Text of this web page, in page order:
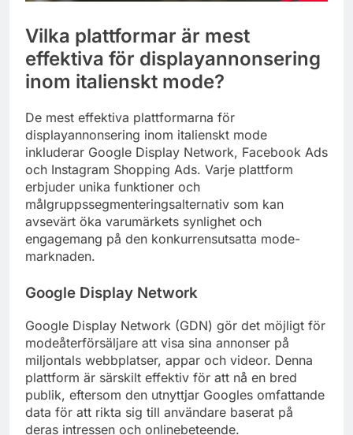
Vilka plattformar är mest
effektiva för displayannonsering
inom italienskt mode?
De mest effektiva plattformarna för
displayannonsering inom italienskt mode
inkluderar Google Display Network, Facebook Ads
och Instagram Shopping Ads. Varje plattform
erbjuder unika funktioner och
målgruppssegmenteringsalternativ som kan
avsevärt öka varumärkets synlighet och
engagemang på den konkurrensutsatta mode-
marknaden.
Google Display Network
Google Display Network (GDN) gör det möjligt för
modeåterförsäljare att visa sina annonser på
miljontals webbplatser, appar och videor. Denna
plattform är särskilt effektiv för att nå en bred
publik, eftersom den utnyttjar Googles omfattande
data för att rikta sig till användare baserat på
deras intressen och onlinebeteende.